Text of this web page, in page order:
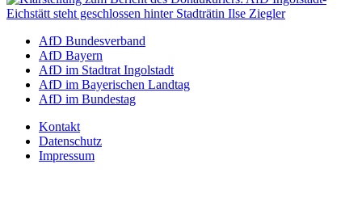
AfD Bundesverband
AfD Bayern
AfD im Stadtrat Ingolstadt
AfD im Bayerischen Landtag
AfD im Bundestag
Kontakt
Datenschutz
Impressum